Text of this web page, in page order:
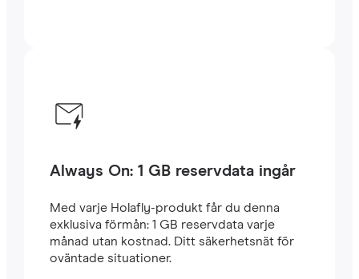
Always On: 1 GB reservdata ingår
Med varje Holafly-produkt får du denna
exklusiva förmån: 1 GB reservdata varje
månad utan kostnad. Ditt säkerhetsnät för
oväntade situationer.